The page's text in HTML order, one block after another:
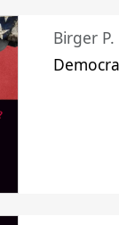
Birger